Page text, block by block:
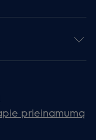
prieinamumą